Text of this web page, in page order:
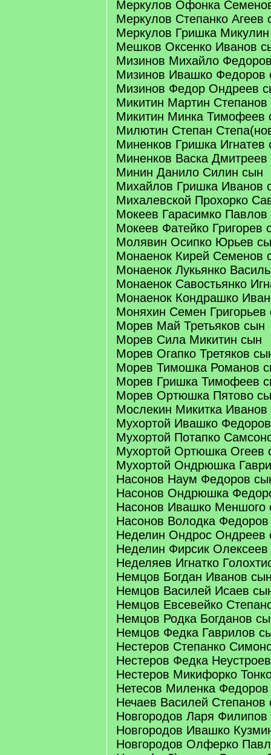
Меркулов Офонка
Меркулов Степанко Агеев
Меркулов Гришка
Мешков Оксенко Иванов
Мизинов Михайло
Мизинов Ивашко Федоров
Мизинов Федор Ондреев
Микитин Мартин Степанов
Микитин Минка Тимофеев
Милютин Степан
Миненков Гришка Игнатев
Миненков Васка Дмитреев
Минин Данило Силин сын
Михайлов Гришка Иванов
Михалевской Прохорко
Мокеев Гарасимко Павлов
Мокеев Фатейко Григорев
Молявин Осипко Юрьев
Монаенок Кирей Семенов
Монаенок Лукьянко
Монаенок Савостьянко
Монаенок Кондрашко
Моняхин Семен Григорьев
Морев Май Третьяков сын
Морев Сила Микитин сын
Морев Огапко Третяков
Морев Тимошка Романов
Морев Гришка Тимофеев
Морев Ортюшка Пятово
Мослекин Микитка Иванов
Мухортой Ивашко
Мухортой Потапко
Мухортой Ортюшка Огеев
Мухортой Ондрюшка
Насонов Наум Федоров
Насонов Ондрюшка
Насонов Ивашко Меншого
Насонов Володка
Неделин Ондрос Ондреев
Неделин Фирсик
Неделяев Игнатко
Немцов Богдан Иванов
Немцов Василей Исаев
Немцов Евсевейко
Немцов Родка Богданов
Немцов Федка Гаврилов
Нестеров Степанко
Нестеров Федка
Нестеров Микифорко
Нетесов Миленка
Нечаев Василей Степанов
Новгородов Ларя Филипов
Новгородов Ивашко
Новгородов Олферко